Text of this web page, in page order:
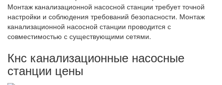
Монтаж канализационной насосной станции требует точной
настройки и соблюдения требований безопасности. Монтаж
канализационной насосной станции проводится с
совместимостью с существующими сетями.
Кнс канализационные насосные
станции цены